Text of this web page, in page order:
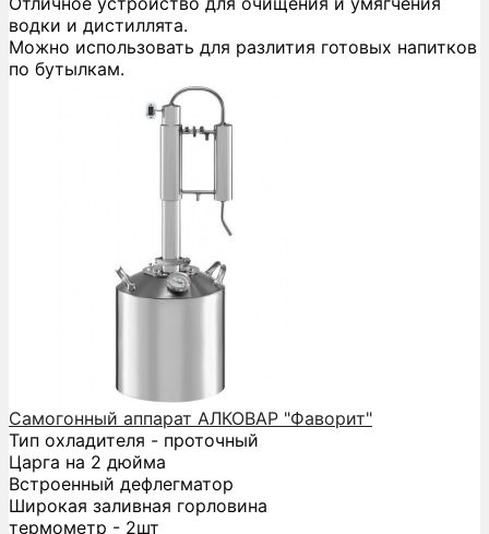
водки и дистиллята.
Можно использовать для разлития готовых напитков
по бутылкам.
Самогонный аппарат АЛКОВАР "Фаворит"
Тип охладителя - проточный
Царга на 2 дюйма
Встроенный дефлегматор
Широкая заливная горловина
термометр - 2шт